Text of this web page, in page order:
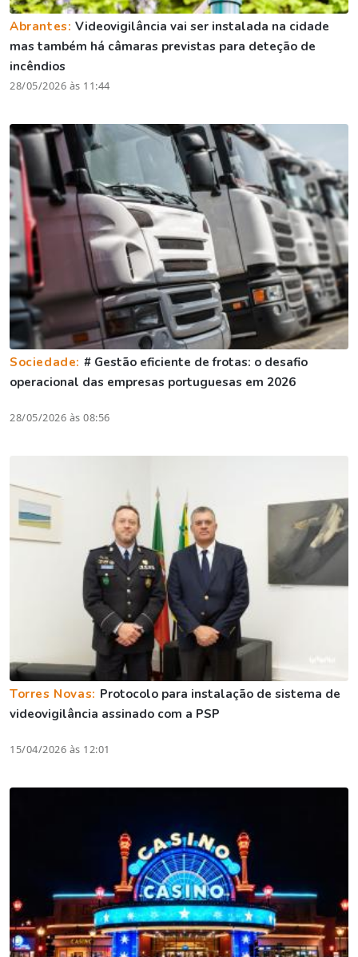
Abrantes:Videovigilância vai ser instalada na cidade
mas também há câmaras previstas para deteção de
incêndios
28/05/2026 às 11:44
Sociedade: # Gestão eficiente de frotas: o desafio
operacional das empresas portuguesas em 2026
28/05/2026 às 08:56
Torres Novas: Protocolo para instalação de sistema de
videovigilância assinado com a PSP
15/04/2026 às 12:01